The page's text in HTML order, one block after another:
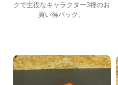
クで主役なキャラクター3種のお
買い得パック。